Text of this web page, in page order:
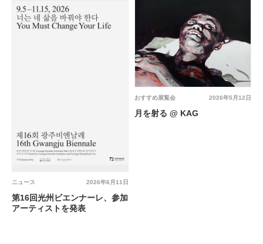
2026年6月11日
ニュース
第16回光州ビエンナーレ、参加
アーティストを発表
2026年5月12日
おすすめ展覧会
月を射る @ KAG